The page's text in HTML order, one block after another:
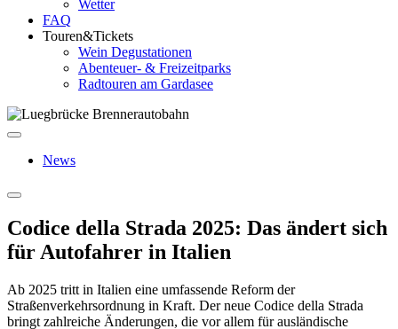
Wetter
FAQ
Touren&Tickets
Wein Degustationen
Abenteuer- & Freizeitparks
Radtouren am Gardasee
News
Codice della Strada 2025: Das ändert sich
für Autofahrer in Italien
Ab 2025 tritt in Italien eine umfassende Reform der
Straßenverkehrsordnung in Kraft. Der neue Codice della Strada
bringt zahlreiche Änderungen, die vor allem für ausländische